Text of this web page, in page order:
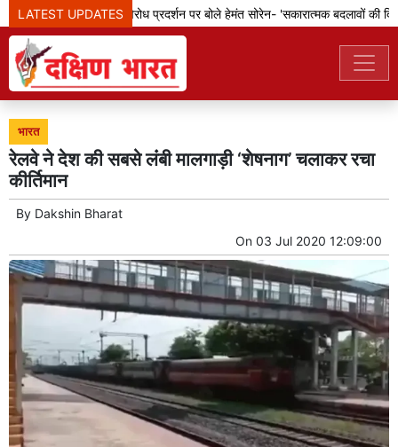
LATEST UPDATES
झारखंड: छात्रों के विरोध प्रदर्शन पर बोले हेमंत सोरेन- 'सकारात्मक बदलावों की
भारत
रेलवे ने देश की सबसे लंंबी मालगाड़ी ‘शेषनाग’ चलाकर रचा
कीर्तिमान
By Dakshin Bharat
On 03 Jul 2020 12:09:00